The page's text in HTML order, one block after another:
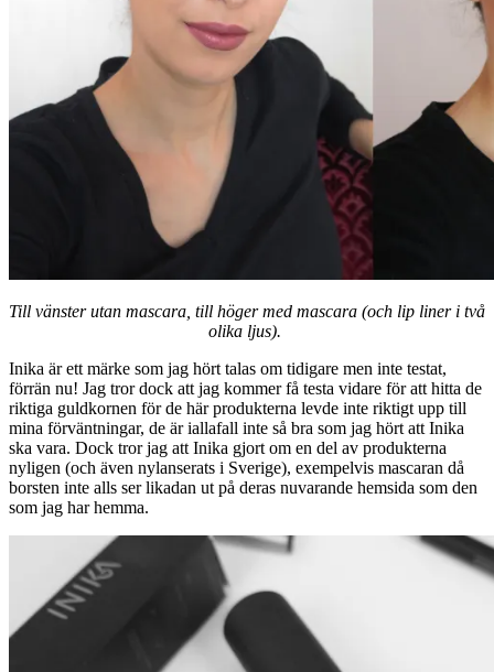
Till vänster utan mascara, till höger med mascara (och lip liner i två
olika ljus).
Inika är ett märke som jag hört talas om tidigare men inte testat,
förrän nu! Jag tror dock att jag kommer få testa vidare för att hitta de
riktiga guldkornen för de här produkterna levde inte riktigt upp till
mina förväntningar, de är iallafall inte så bra som jag hört att Inika
ska vara. Dock tror jag att Inika gjort om en del av produkterna
nyligen (och även nylanserats i Sverige), exempelvis mascaran då
borsten inte alls ser likadan ut på deras nuvarande hemsida som den
som jag har hemma.